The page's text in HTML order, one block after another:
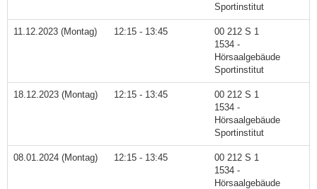
Sportinstitut
11.12.2023 (Montag) 12:15 - 13:45
00 212 S 1
1534 -
Hörsaalgebäude
Sportinstitut
18.12.2023 (Montag) 12:15 - 13:45
00 212 S 1
1534 -
Hörsaalgebäude
Sportinstitut
08.01.2024 (Montag) 12:15 - 13:45
00 212 S 1
1534 -
Hörsaalgebäude